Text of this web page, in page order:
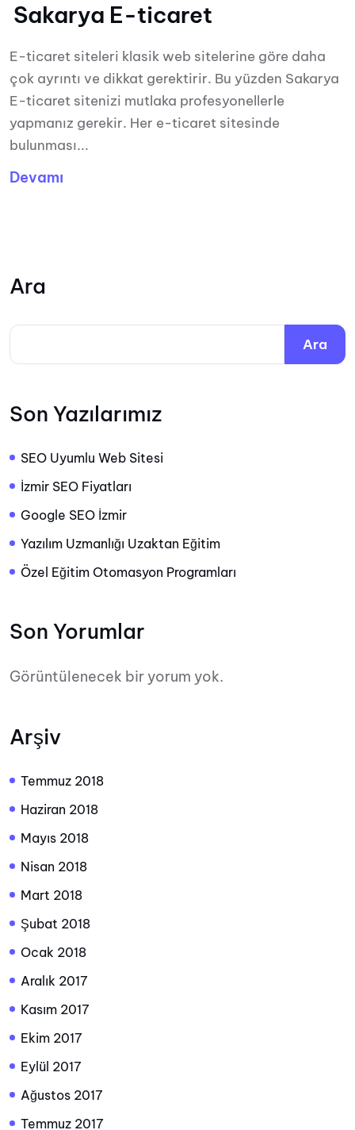
Sakarya E-ticaret
E-ticaret siteleri klasik web sitelerine göre daha
çok ayrıntı ve dikkat gerektirir. Bu yüzden Sakarya
E-ticaret sitenizi mutlaka profesyonellerle
yapmanız gerekir. Her e-ticaret sitesinde
bulunması...
Devamı
Ara
Ara
Son Yazılarımız
SEO Uyumlu Web Sitesi
İzmir SEO Fiyatları
Google SEO İzmir
Yazılım Uzmanlığı Uzaktan Eğitim
Özel Eğitim Otomasyon Programları
Son Yorumlar
Görüntülenecek bir yorum yok.
Arşiv
Temmuz 2018
Haziran 2018
Mayıs 2018
Nisan 2018
Mart 2018
Şubat 2018
Ocak 2018
Aralık 2017
Kasım 2017
Ekim 2017
Eylül 2017
Ağustos 2017
Temmuz 2017